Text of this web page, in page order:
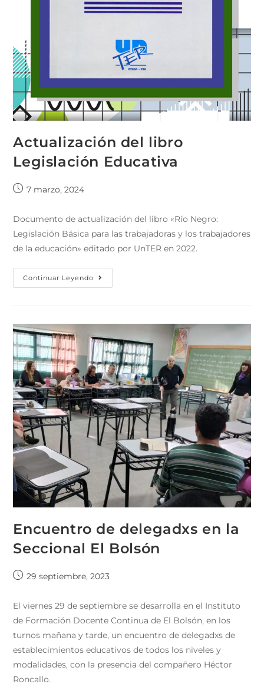
Actualización del libro
Legislación Educativa
7 marzo, 2024
Documento de actualización del libro «Río Negro:
Legislación Básica para las trabajadoras y los trabajadores
de la educación» editado por UnTER en 2022.
Continuar Leyendo
Encuentro de delegadxs en la
Seccional El Bolsón
29 septiembre, 2023
El viernes 29 de septiembre se desarrolla en el Instituto
de Formación Docente Continua de El Bolsón, en los
turnos mañana y tarde, un encuentro de delegadxs de
establecimientos educativos de todos los niveles y
modalidades, con la presencia del compañero Héctor
Roncallo.